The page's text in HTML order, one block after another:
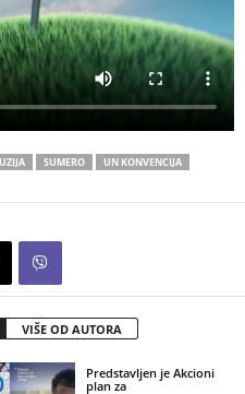
SUMERO
UN KONVENCIJA
VIŠE OD AUTORA
Predstavljen je Akcioni
plan za